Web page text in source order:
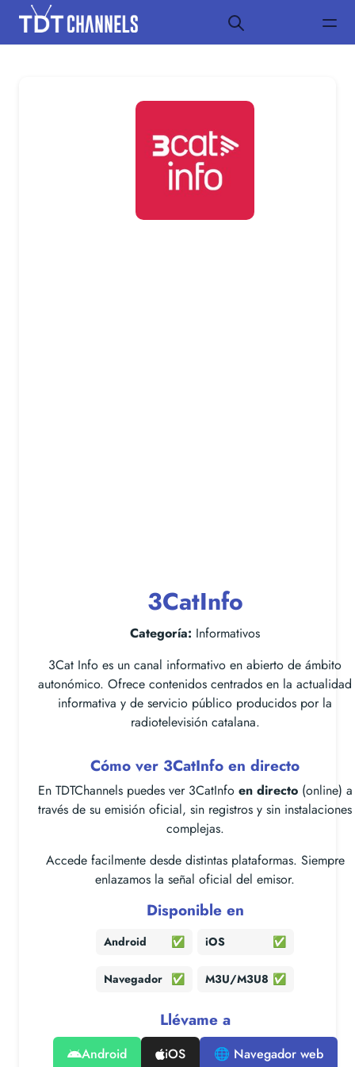
3CatInfo
Categoría: Informativos
3Cat Info es un canal informativo en abierto de ámbito
autonómico. Ofrece contenidos centrados en la actualidad
informativa y de servicio público producidos por la
radiotelevisión catalana.
Cómo ver 3CatInfo en directo
En TDTChannels puedes ver 3CatInfo en directo(online) a
través de su emisión oficial, sin registros y sin instalaciones
complejas.
Accede facilmente desde distintas plataformas. Siempre
enlazamos la señal oficial del emisor.
Disponible en
Android ✅ iOS ✅
Navegador ✅ M3U/M3U8 ✅
Llévame a
Android iOS 🌐 Navegador web